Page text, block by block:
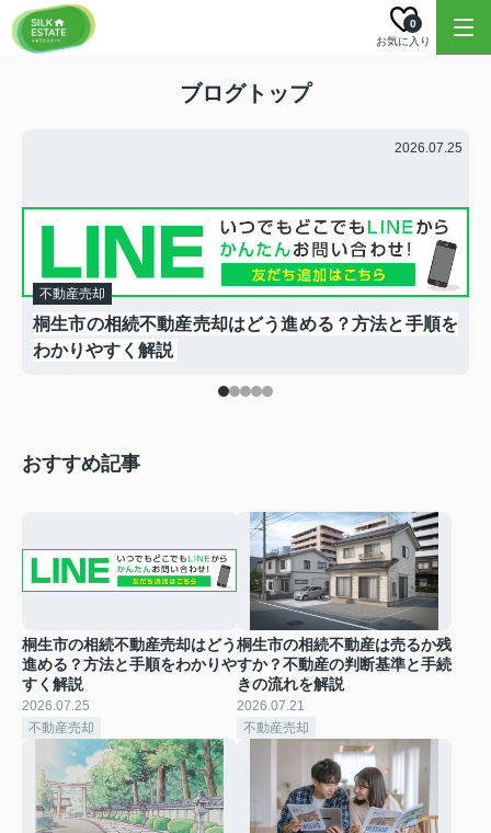
お気に入り
0
ブログトップ
2026.07.25
不動産売却
桐生市の相続不動産売却はどう進める？方法と手順を
わかりやすく解説
おすすめ記事
桐生市の相続不動産売却はどう
進める？方法と手順をわかりや
すく解説
2026.07.25
不動産売却
桐生市の相続不動産は売るか残
すか？不動産の判断基準と手続
きの流れを解説
2026.07.21
不動産売却